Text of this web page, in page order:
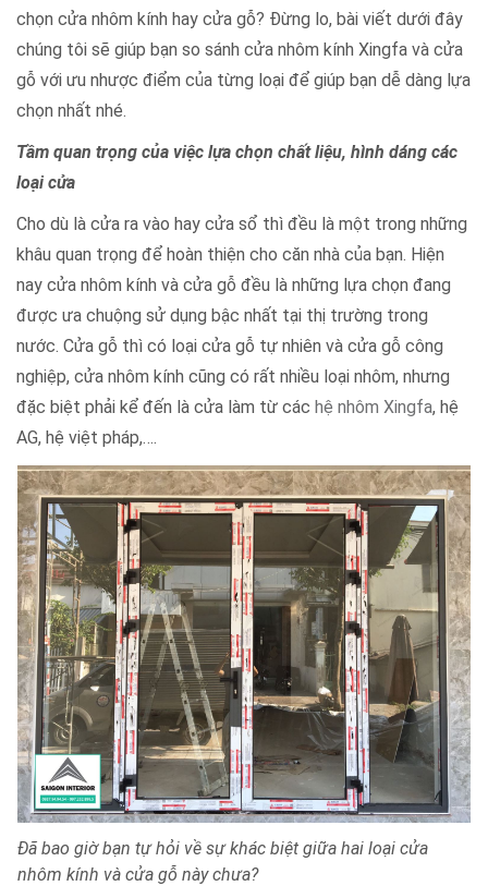
chọn cửa nhôm kính hay cửa gỗ? Đừng lo, bài viết dưới đây
chúng tôi sẽ giúp bạn so sánh cửa nhôm kính Xingfa và cửa
gỗ với ưu nhược điểm của từng loại để giúp bạn dễ dàng lựa
chọn nhất nhé.
Tầm quan trọng của việc lựa chọn chất liệu, hình dáng các
loại cửa
Cho dù là cửa ra vào hay cửa sổ thì đều là một trong những
khâu quan trọng để hoàn thiện cho căn nhà của bạn. Hiện
nay cửa nhôm kính và cửa gỗ đều là những lựa chọn đang
được ưa chuộng sử dụng bậc nhất tại thị trường trong
nước. Cửa gỗ thì có loại cửa gỗ tự nhiên và cửa gỗ công
nghiệp, cửa nhôm kính cũng có rất nhiều loại nhôm, nhưng
đặc biệt phải kể đến là cửa làm từ các hệ nhôm Xingfa, hệ
AG, hệ việt pháp,….
Đã bao giờ bạn tự hỏi về sự khác biệt giữa hai loại cửa
nhôm kính và cửa gỗ này chưa?